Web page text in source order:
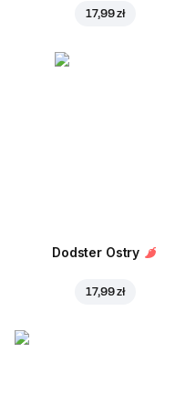
17,99 zł
Dodster Ostry
17,99 zł